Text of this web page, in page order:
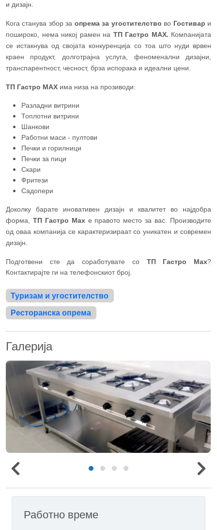
и дизајн.
Кога станува збор за опрема за угостителство во Гостивар и
пошироко, нема никој рамен на TП Гастро МАХ. Компанијата
се истакнува од својата конкуренција со тоа што нуди врвен
краен продукт, долготрајна услуга, феноменални дизајни,
транспарентност, чесност, брза испорака и идеални цени.
TП Гастро МАХ има низа на прозиводи:
Разладни витрини
Топлотни витрини
Шанкови
Работни маси - пултови
Печки и горилници
Печки за пици
Скари
Фритези
Садопери
Доколку барате иновативен дизајн и квалитет во најдобра
форма, ТП Гастро Махе правото место за вас. Производите
од оваа компанија се карактеризираат со уникатен и современ
дизајн.
Подготвени сте да соработувате со ТП Гастро Мах?
Контактирајте ги на телефонскиот број.
Туризам и угостителство
Ресторанска опрема
Галерија
Работно време